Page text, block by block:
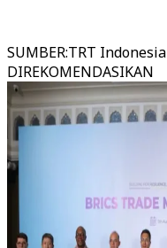
SUMBER:TRT Indonesia
DIREKOMENDASIKAN